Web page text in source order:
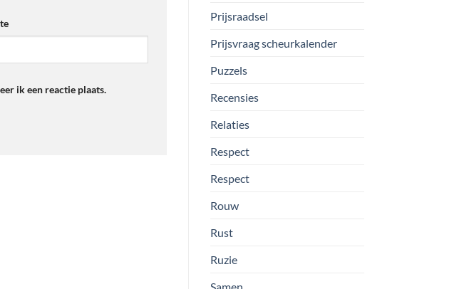
ik een reactie plaats.
Prijsraadsel
Prijsvraag scheurkalender
Puzzels
Recensies
Relaties
Respect
Respect
Rouw
Rust
Ruzie